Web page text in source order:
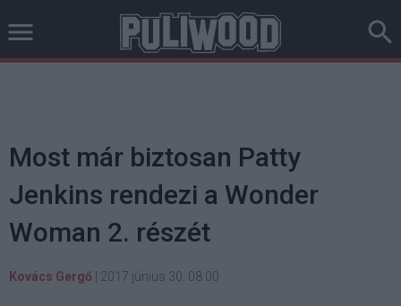
Most már biztosan Patty
Jenkins rendezi a Wonder
Woman 2. részét
Kovács Gergő 2017 június 30. 08:00